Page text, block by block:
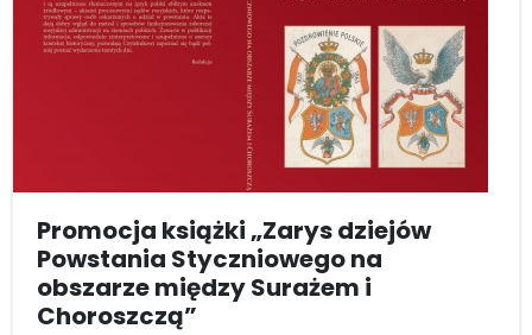
Promocja książki „Zarys dziejów
Powstania Styczniowego na
obszarze między Surażem i
Choroszczą”